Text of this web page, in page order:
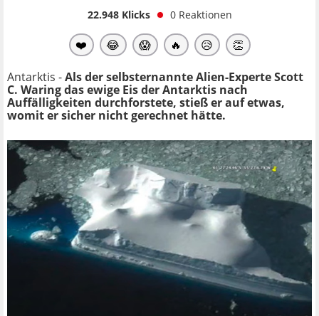
22.948Klicks 0 Reaktionen
❤️ 😂 😱 🔥 😥 👏
Antarktis -Als der selbsternannte Alien-Experte Scott
C. Waring das ewige Eis der Antarktis nach
Auffälligkeiten durchforstete, stieß er auf etwas,
womit er sicher nicht gerechnet hätte.